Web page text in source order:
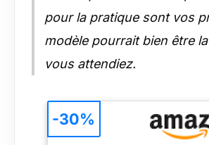
pour la pratique sont vos
modèle pourrait bien être
vous attendiez.
-30%